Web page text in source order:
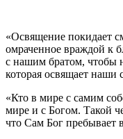
«Освящение покидает
омраченное враждой к
с нашим братом, чтобы
которая освящает наши
«Кто в мире с самим
мире и с Богом. Такой
что Сам Бог пребывает